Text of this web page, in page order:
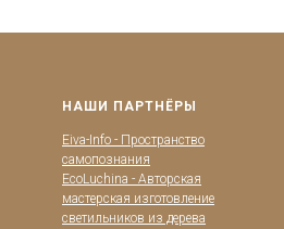
НАШИ ПАРТНЁРЫ
Eiva-Info - Пространство
самопознания
EcoLuchina - Авторская
мастерская изготовление
светильников из дерева